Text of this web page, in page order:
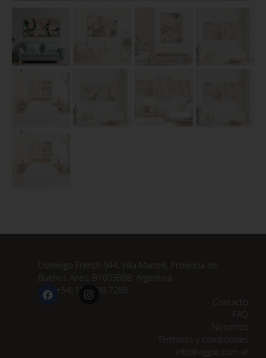
Domingo French 944, Villa Martelli, Provincia de
Buenos Aires, B1603BBB, Argentina
(+54) 11 3838-7288
Contacto
FAQ
Nosotros
Términos y condiciones
info@viggot.com.ar